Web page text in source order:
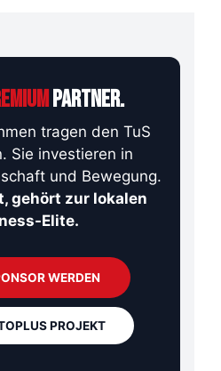
PARTNER.
tragen den TuS
Sie investieren in
und Bewegung.
gehört zur lokalen
Elite.
WERDEN
PROJEKT